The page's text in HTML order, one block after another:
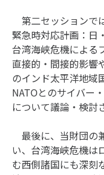
第二セッションで
緊急時対応計画：日
台湾海峡危機による
直接的・間接的影響
のインド太平洋地域
NATOとのサイバー
について議論・検討
最後に、当財団の
い、台湾海峡危機は
む西側諸国にも深刻